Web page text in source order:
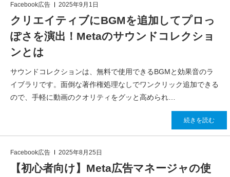
Facebook広告 2025年9月1日
クリエイティブにBGMを追加してプロっ
ぽさを演出！Metaのサウンドコレクショ
ンとは
サウンドコレクションは、無料で使用できるBGMと効果音のラ
イブラリです。面倒な著作権処理なしでワンクリック追加できる
ので、手軽に動画のクオリティをグッと高められ…
続きを読む
Facebook広告 2025年8月25日
【初心者向け】Meta広告マネージャの使